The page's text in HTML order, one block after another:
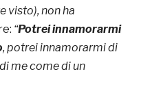
visto), non ha
“Potrei innamorarmi
, potrei innamorarmi di
me come di un